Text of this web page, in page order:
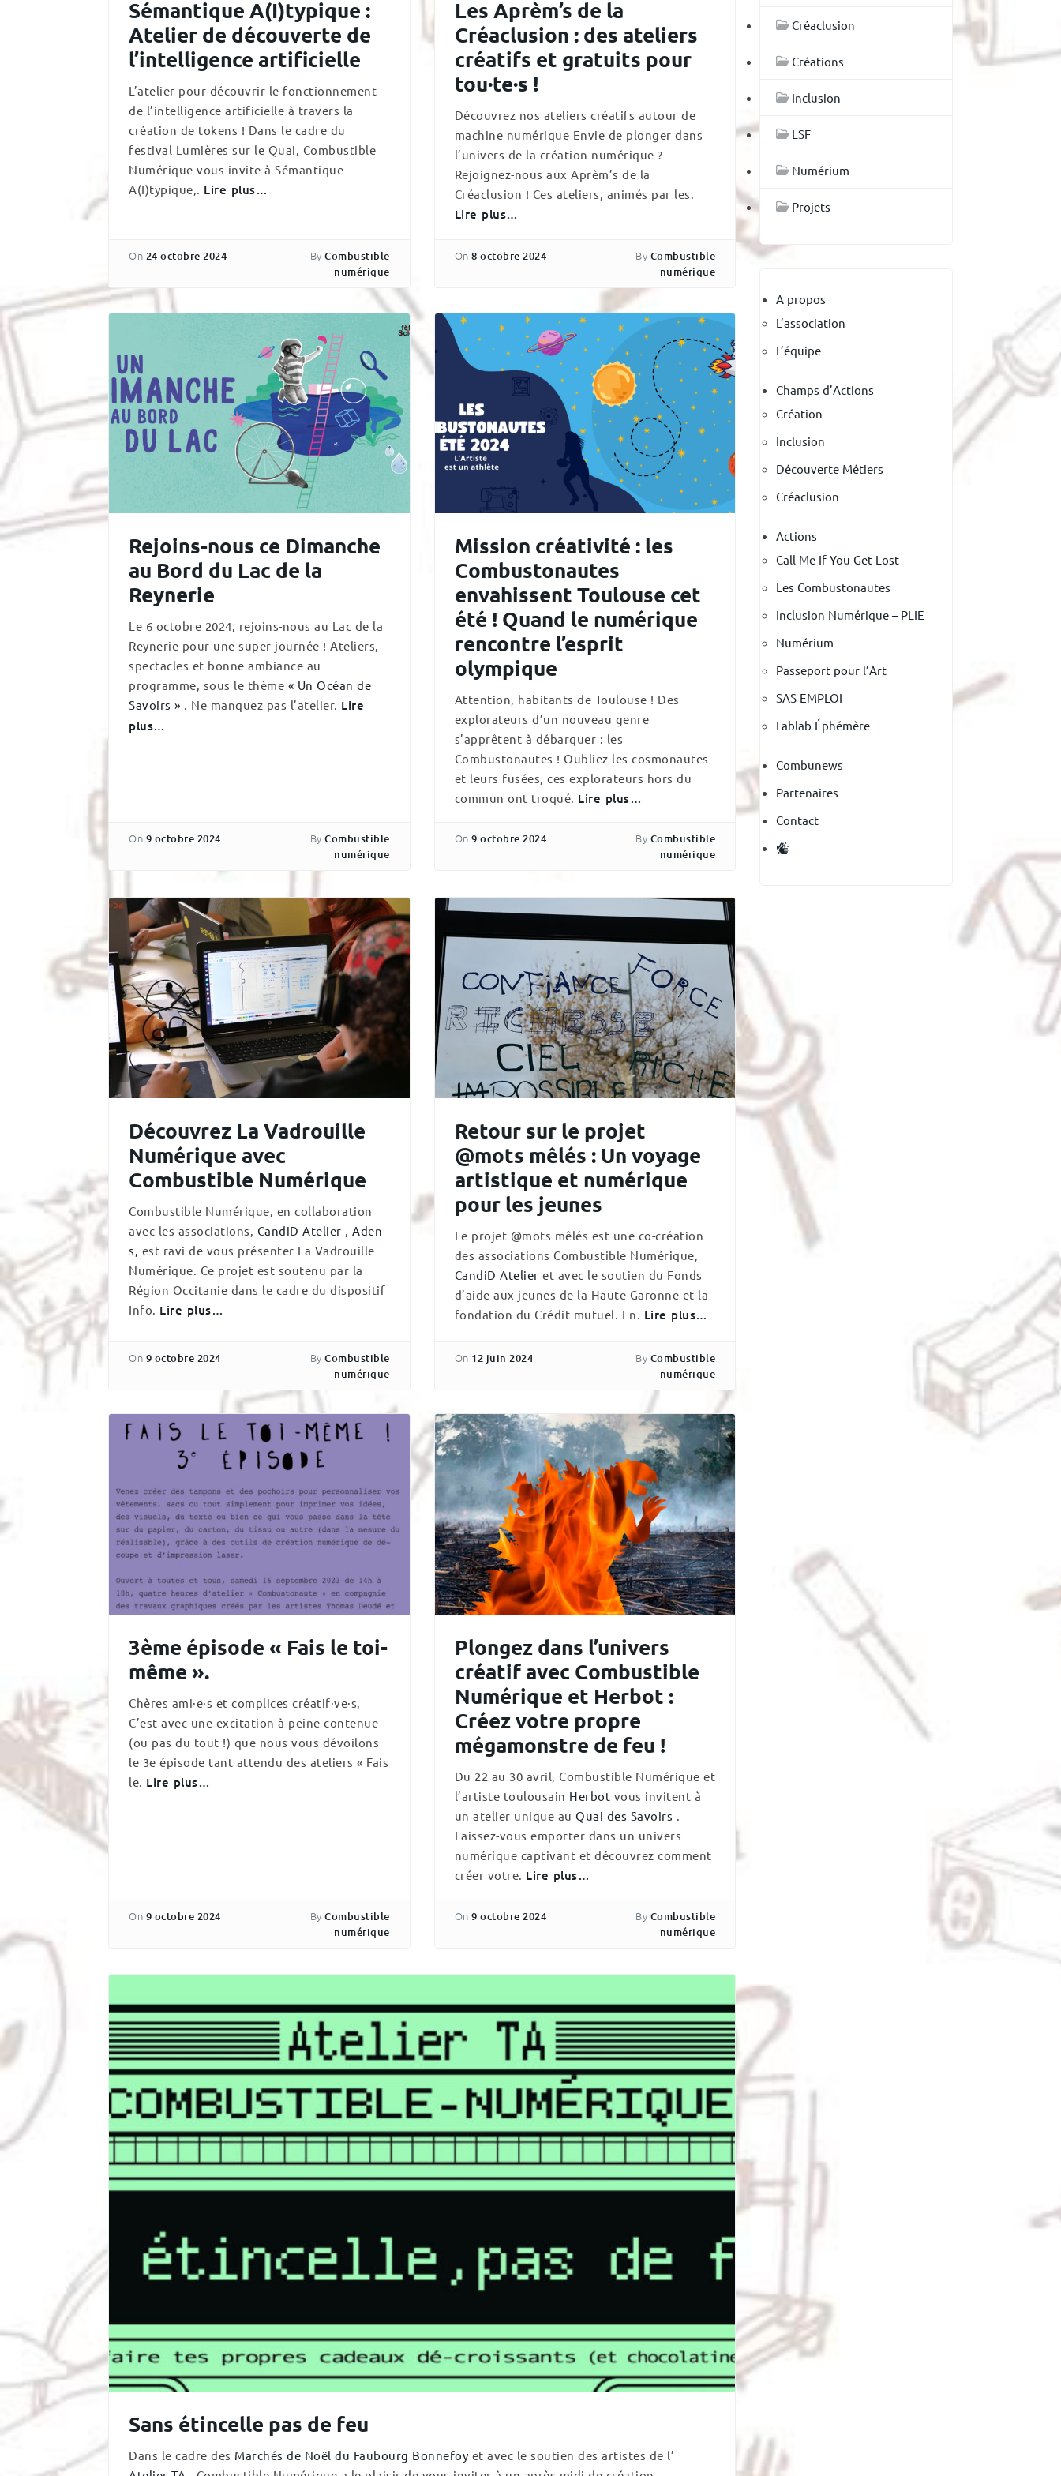
Sémantique A(I)typique :
Atelier de découverte de
l’intelligence artificielle
L’atelier pour découvrir le fonctionnement
de l’intelligence artificielle à travers la
création de tokens ! Dans le cadre du
festival Lumières sur le Quai, Combustible
Numérique vous invite à Sémantique
A(I)typique,. Lire plus…
On 24 octobre 2024 By Combustible
numérique
Les Aprèm’s de la
Créaclusion : des ateliers
créatifs et gratuits pour
tou·te·s !
Découvrez nos ateliers créatifs autour de
machine numérique Envie de plonger dans
l’univers de la création numérique ?
Rejoignez-nous aux Aprèm’s de la
Créaclusion ! Ces ateliers, animés par les.
Lire plus…
On 8 octobre 2024 By Combustible
numérique
Rejoins-nous ce Dimanche
au Bord du Lac de la
Reynerie
Le 6 octobre 2024, rejoins-nous au Lac de la
Reynerie pour une super journée ! Ateliers,
spectacles et bonne ambiance au
programme, sous le thème « Un Océan de
Savoirs » . Ne manquez pas l’atelier. Lire
plus…
On 9 octobre 2024 By Combustible
numérique
Mission créativité : les
Combustonautes
envahissent Toulouse cet
été ! Quand le numérique
rencontre l’esprit
olympique
Attention, habitants de Toulouse ! Des
explorateurs d’un nouveau genre
s’apprêtent à débarquer : les
Combustonautes ! Oubliez les cosmonautes
et leurs fusées, ces explorateurs hors du
commun ont troqué. Lire plus…
On 9 octobre 2024 By Combustible
numérique
Découvrez La Vadrouille
Numérique avec
Combustible Numérique
Combustible Numérique, en collaboration
avec les associations, CandiD Atelier , Aden-
s, est ravi de vous présenter La Vadrouille
Numérique. Ce projet est soutenu par la
Région Occitanie dans le cadre du dispositif
Info. Lire plus…
On 9 octobre 2024 By Combustible
numérique
Retour sur le projet
@mots mêlés : Un voyage
artistique et numérique
pour les jeunes
Le projet @mots mêlés est une co-création
des associations Combustible Numérique,
CandiD Atelier et avec le soutien du Fonds
d’aide aux jeunes de la Haute-Garonne et la
fondation du Crédit mutuel. En. Lire plus…
On 12 juin 2024 By Combustible
numérique
3ème épisode « Fais le toi-
même ».
Chères ami·e·s et complices créatif·ve·s,
C’est avec une excitation à peine contenue
(ou pas du tout !) que nous vous dévoilons
le 3e épisode tant attendu des ateliers « Fais
le. Lire plus…
On 9 octobre 2024 By Combustible
numérique
Plongez dans l’univers
créatif avec Combustible
Numérique et Herbot :
Créez votre propre
mégamonstre de feu !
Du 22 au 30 avril, Combustible Numérique et
l’artiste toulousain Herbot vous invitent à
un atelier unique au Quai des Savoirs
Laissez-vous emporter dans un univers
numérique captivant et découvrez comment
créer votre. Lire plus…
On 9 octobre 2024 By Combustible
numérique
Sans étincelle pas de feu
Dans le cadre des Marchés de Noël du Faubourg Bonnefoy et avec le soutien des artistes de l’
Créaclusion
Créations
Inclusion
LSF
Numérium
Projets
A propos
L’association
L’équipe
Champs d’Actions
Création
Inclusion
Découverte Métiers
Créaclusion
Actions
Call Me If You Get Lost
Les Combustonautes
Inclusion Numérique – PLIE
Numérium
Passeport pour l’Art
SAS EMPLOI
Fablab Éphémère
Combunews
Partenaires
Contact